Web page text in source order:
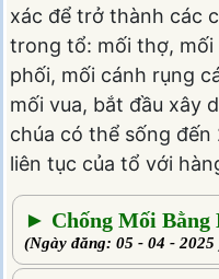
xác để trở thành các
trong tổ: mối thợ, mối
phối, mối cánh rụng
mối vua, bắt đầu xây
chúa có thể sống
liên tục của tổ với
► Chống Mối Bằng
(Ngày đăng: 05 - 04 - 2025